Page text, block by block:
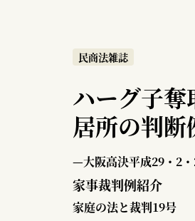
民商法雑誌
ハーグ子
居所の判断
—大阪高決平成29・2
家事裁判例紹介
家庭の法と裁判19号